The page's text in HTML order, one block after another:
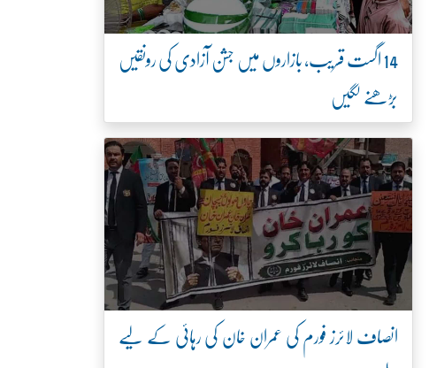
14 اگست قریب، بازاروں میں جشن آزادی کی رونقیں
بڑھنے لگیں
انصاف لائرز فورم کی عمران خان کی رہائی کے لیے